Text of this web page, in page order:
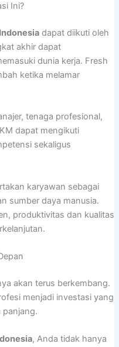
Ini?
dapat diikuti oleh
akhir dapat
dunia kerja. Fresh
ketika melamar
tenaga profesional,
dapat mengikuti
sekaligus
karyawan sebagai
sumber daya manusia.
produktivitas dan kualitas
akan terus berkembang.
menjadi investasi yang
panjang.
, Anda tidak hanya